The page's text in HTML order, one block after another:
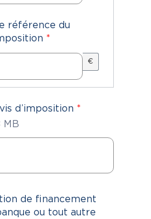
référence du
*
€
d’imposition *
MB
de financement
ou tout autre